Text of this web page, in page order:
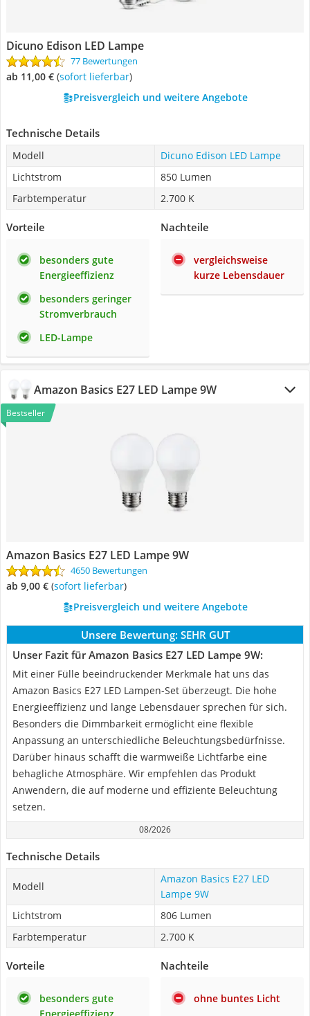
Dicuno Edison LED Lampe
77 Bewertungen
ab 11,00 € ( Sofort lieferbar)
Preisvergleich und weitere Angebote
Technische Details
Modell
Dicuno Edison LED Lampe
Lichtstrom
850 Lumen
Farbtemperatur
2.700 K
Vorteile
besonders gute
Energieeffizienz
besonders geringer
Stromverbrauch
LED-Lampe
Nachteile
vergleichsweise
kurze Lebensdauer
Amazon Basics E27 LED Lampe 9W
Bestseller
Amazon Basics E27 LED Lampe 9W
4650 Bewertungen
ab 9,00 € ( Sofort lieferbar)
Preisvergleich und weitere Angebote
Unsere Bewertung: SEHR GUT
Unser Fazit für Amazon Basics E27 LED Lampe 9W:
Mit einer Fülle beeindruckender Merkmale hat uns das
Amazon Basics E27 LED Lampen-Set überzeugt. Die hohe
Energieeffizienz und lange Lebensdauer sprechen für sich.
Besonders die Dimmbarkeit ermöglicht eine flexible
Anpassung an unterschiedliche Beleuchtungsbedürfnisse.
Darüber hinaus schafft die warmweiße Lichtfarbe eine
behagliche Atmosphäre. Wir empfehlen das Produkt
Anwendern, die auf moderne und effiziente Beleuchtung
setzen.
08/2026
Technische Details
Modell
Amazon Basics E27 LED
Lampe 9W
Lichtstrom
806 Lumen
Farbtemperatur
2.700 K
Vorteile
besonders gute
Nachteile
ohne buntes Licht